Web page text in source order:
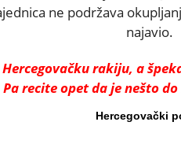
ne podržava
najavio.
rakiju, a
Pa recite opet da je nešto
Hercegovački